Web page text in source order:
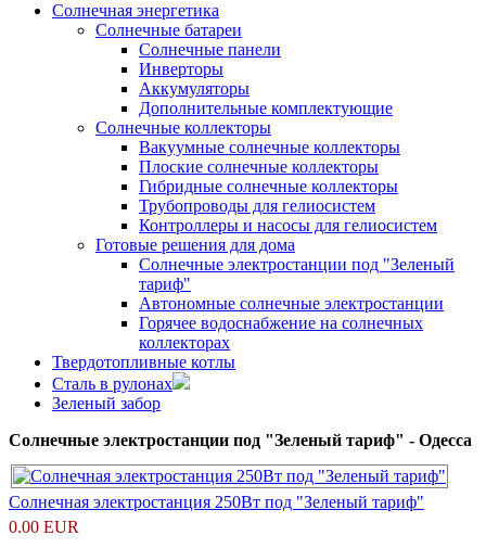
Солнечная энергетика
Солнечные батареи
Солнечные панели
Инверторы
Аккумуляторы
Дополнительные комплектующие
Солнечные коллекторы
Вакуумные солнечные коллекторы
Плоские солнечные коллекторы
Гибридные солнечные коллекторы
Трубопроводы для гелиосистем
Контроллеры и насосы для гелиосистем
Готовые решения для дома
Солнечные электростанции под "Зеленый
тариф"
Автономные солнечные электростанции
Горячее водоснабжение на солнечных
коллекторах
Твердотопливные котлы
Сталь в рулонах
Зеленый забор
Солнечные электростанции под "Зеленый тариф" - Одесса
Солнечная электростанция 250Вт под "Зеленый тариф"
0.00 EUR